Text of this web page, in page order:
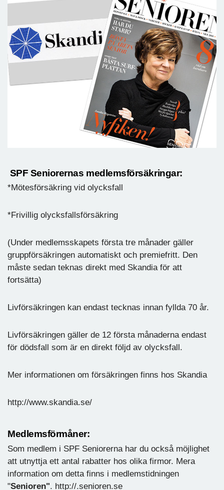
SPF Seniorernas medlemsförsäkringar:
*Mötesförsäkring vid olycksfall
*Frivillig olycksfallsförsäkring
(Under medlemsskapets första tre månader gäller
gruppförsäkringen automatiskt och premiefritt. Den
måste sedan teknas direkt med Skandia för att
fortsätta)
Livförsäkringen kan endast tecknas innan fyllda 70 år.
Livförsäkringen gäller de 12 första månaderna endast
för dödsfall som är en direkt följd av olycksfall.
Mer informationen om försäkringen finns hos Skandia
http://www.skandia.se/
Medlemsförmåner:
Som medlem i SPF Seniorerna har du också möjlighet
att utnyttja ett antal rabatter hos olika firmor. Mera
information om detta finns i medlemstidningen
"Senioren". http://.senioren.se